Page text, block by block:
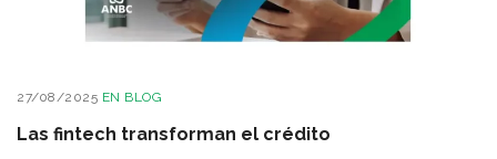
27/08/2025 EN BLOG
Las fintech transforman el crédito